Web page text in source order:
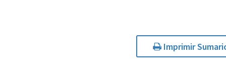
Imprimir